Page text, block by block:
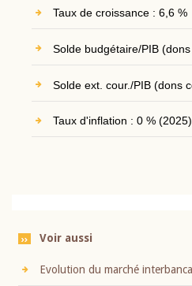
Taux de croissance : 6,6 %
Solde budgétaire/PIB
Solde ext. cour./PIB (dons
Taux d'inflation : 0 % (2025)
Voir aussi
Evolution du marché